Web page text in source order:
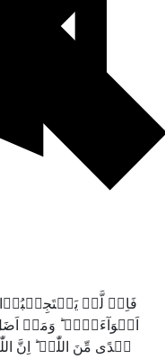
فَاِنۡ لَّمۡ یَسۡتَجِیۡبُوۡا
اَہۡوَآءَہُمۡ ؕ وَمَنۡ
ہُدًی مِّنَ اللّٰہِ ؕ اِنَّ